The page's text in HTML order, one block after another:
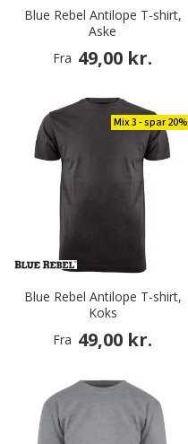
Blue Rebel Antilope T-shirt,
Aske
Fra 49,00 kr.
Mix 3 - spar 20%
Blue Rebel Antilope T-shirt,
Koks
Fra 49,00 kr.